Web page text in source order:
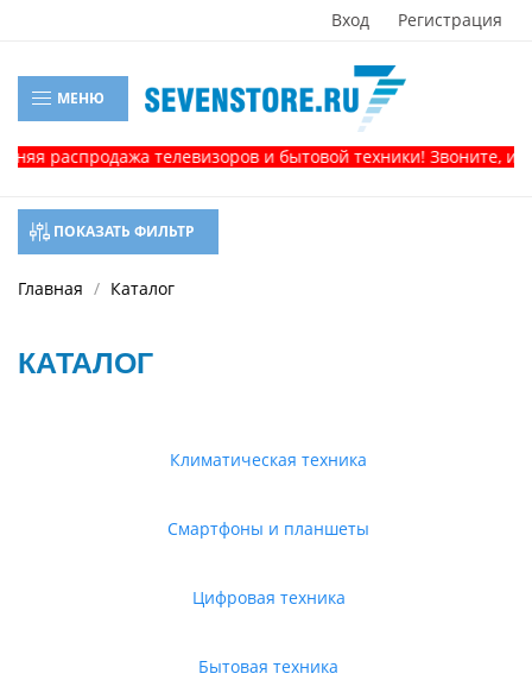
Вход Регистрация
МЕНЮ
телевизоров и бытовой техники! Звоните, и
ПОКАЗАТЬ ФИЛЬТР
Главная Каталог
КАТАЛОГ
Климатическая техника
Смартфоны и планшеты
Цифровая техника
Бытовая техника